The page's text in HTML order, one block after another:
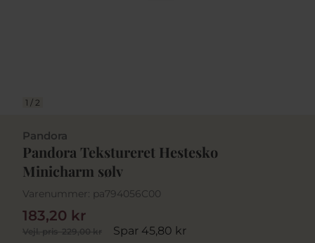
1 / 2
Pandora
Pandora Tekstureret Hestesko
Minicharm sølv
Varenummer: pa794056C00
Vejl. pris229,00 kr Spar 45,80 kr
183,20 kr